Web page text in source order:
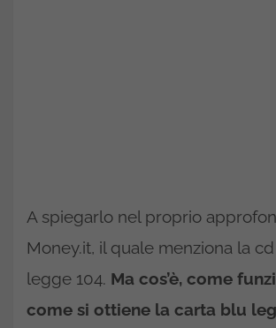
A spiegarlo nel proprio
Money.it, il quale menziona la
legge 104. Ma cos’è, come
come si ottiene la carta blu